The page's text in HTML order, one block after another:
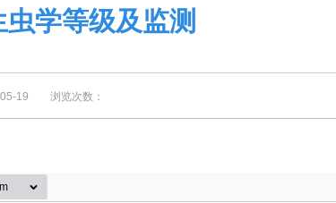
学等级及监测
19 浏览次数：